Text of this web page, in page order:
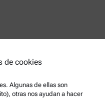
de cookies
Algunas de ellas son
otras nos ayudan a hacer